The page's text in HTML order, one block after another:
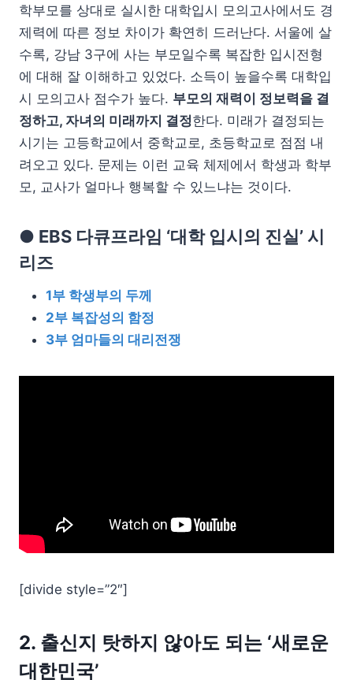
학부모를 상대로 실시한 대학입시 모의고사에서도 경
제력에 따른 정보 차이가 확연히 드러난다. 서울에 살
수록, 강남 3구에 사는 부모일수록 복잡한 입시전형
에 대해 잘 이해하고 있었다. 소득이 높을수록 대학입
시 모의고사 점수가 높다. 부모의 재력이 정보력을 결
정하고, 자녀의 미래까지 결정한다. 미래가 결정되는
시기는 고등학교에서 중학교로, 초등학교로 점점 내
려오고 있다. 문제는 이런 교육 체제에서 학생과 학부
모, 교사가 얼마나 행복할 수 있느냐는 것이다.
● EBS 다큐프라임 ‘대학 입시의 진실’ 시
리즈
1부 학생부의 두께
2부 복잡성의 함정
3부 엄마들의 대리전쟁
[divide style=”2″]
2. 출신지 탓하지 않아도 되는 ‘새로운
대한민국’